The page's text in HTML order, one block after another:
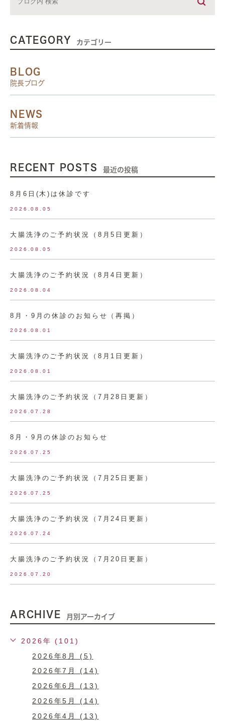
CATEGORY カテゴリー
BLOG
院長ブログ
NEWS
新着情報
RECENT POSTS 最近の投稿
8月6日(木)は休診です
2026.08.05
大腸洗浄のご予約状況（8月5日更新）
2026.08.05
大腸洗浄のご予約状況（8月4日更新）
2026.08.04
8月・9月の休診のお知らせ（再掲）
2026.08.01
大腸洗浄のご予約状況（8月1日更新）
2026.08.01
大腸洗浄のご予約状況（7月28日更新）
2026.07.28
8月・9月の休診のお知らせ
2026.07.25
大腸洗浄のご予約状況（7月25日更新）
2026.07.25
大腸洗浄のご予約状況（7月24日更新）
2026.07.24
大腸洗浄のご予約状況（7月20日更新）
2026.07.20
ARCHIVE 月別アーカイブ
2026年 (101)
2026年8月 (5)
2026年7月 (14)
2026年6月 (13)
2026年5月 (14)
2026年4月 (13)